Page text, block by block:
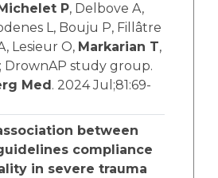
Michelet P, Delbove A,
L, Bouju P, Fillâtre
Lesieur O, Markarian T,
DrownAP study group.
Med . 2024 Jul;81:69-
between
compliance
in severe trauma